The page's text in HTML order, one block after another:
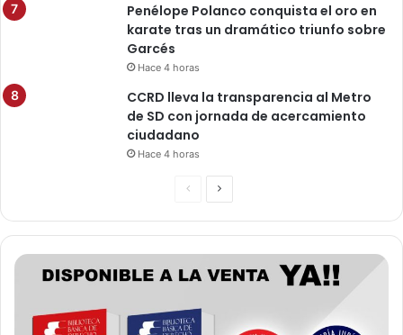
Penélope Polanco conquista el oro en
karate tras un dramático triunfo sobre
Garcés
Hace 4 horas
CCRD lleva la transparencia al Metro
de SD con jornada de acercamiento
ciudadano
Hace 4 horas
AnteriorSiguiente